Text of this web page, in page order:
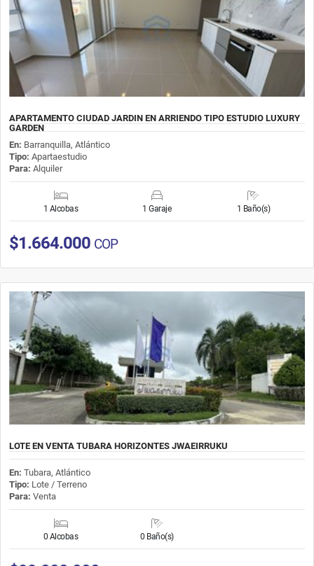
APARTAMENTO CIUDAD JARDIN EN ARRIENDO TIPO ESTUDIO LUXURY
GARDEN
En: Barranquilla, Atlántico
Tipo: Apartaestudio
Para: Alquiler
1 Alcobas 1 Garaje 1 Baño(s)
$1.664.000 COP
LOTE EN VENTA TUBARA HORIZONTES JWAEIRRUKU
En: Tubara, Atlántico
Tipo: Lote / Terreno
Para: Venta
0 Alcobas 0 Baño(s)